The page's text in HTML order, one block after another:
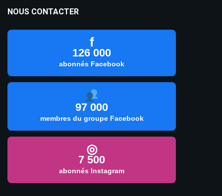
NOUS CONTACTER
f
126 000
abonnés Facebook
97 000
membres du groupe Facebook
◎
7 500
abonnés Instagram